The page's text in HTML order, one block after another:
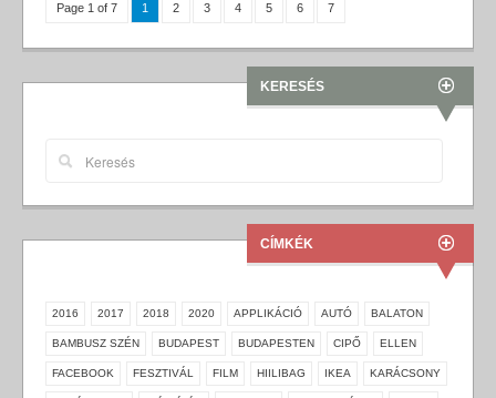
Page 1 of 7 1 2 3 4 5 6 7
KERESÉS
CÍMKÉK
2016 2017 2018 2020 APPLIKÁCIÓ AUTÓ BALATON
BAMBUSZ SZÉN BUDAPEST BUDAPESTEN CIPŐ ELLEN
FACEBOOK FESZTIVÁL FILM HIILIBAG IKEA KARÁCSONY